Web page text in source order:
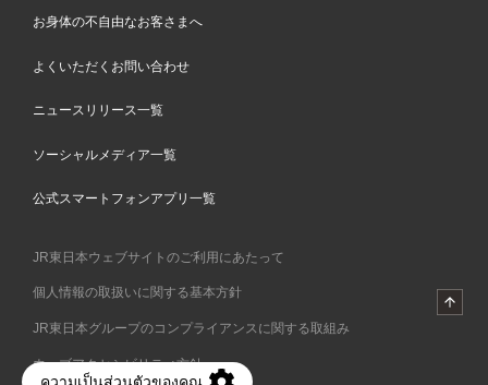
ウ
開
ま
お身体の不自由なお客さまへ
よくいただくお問い合わせ
ニュースリリース一覧
ソーシャルメディア一覧
公式スマートフォンアプリ一覧
JR東日本ウェブサイトのご利用にあたって
個人情報の取扱いに関する基本方針
JR東日本グループのコンプライアンスに関する取組み
ウェブアクセシビリティ方針